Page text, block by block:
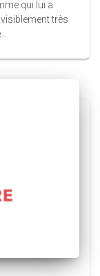
qui lui a
visiblement très